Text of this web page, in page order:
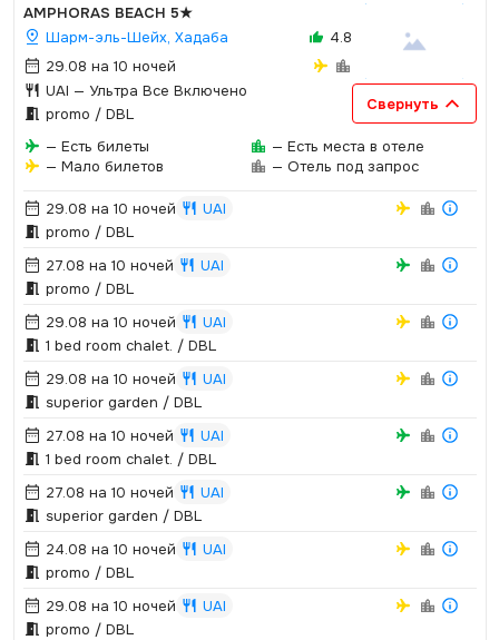
AMPHORAS BEACH 5★
Шарм-эль-Шейх, Хадаба
29.08 на 10 ночей
UAI — Ультра Все Включено
4.8
promo / DBL
Свернуть
— Есть билеты
— Мало билетов
— Есть места в отеле
— Отель под запрос
29.08 на 10 ночей
UAI
promo / DBL
27.08 на 10 ночей
UAI
promo / DBL
29.08 на 10 ночей
UAI
1 bed room chalet.­ / DBL
29.08 на 10 ночей
UAI
superior garden / DBL
27.08 на 10 ночей
UAI
1 bed room chalet.­ / DBL
27.08 на 10 ночей
UAI
superior garden / DBL
24.08 на 10 ночей
UAI
promo / DBL
29.08 на 10 ночей
UAI
promo / DBL